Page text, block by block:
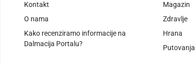
Kontakt
O nama
Kako recenziramo informacije na
Dalmacija Portalu?
Magazin
Zdravlje
Hrana
Putovanja